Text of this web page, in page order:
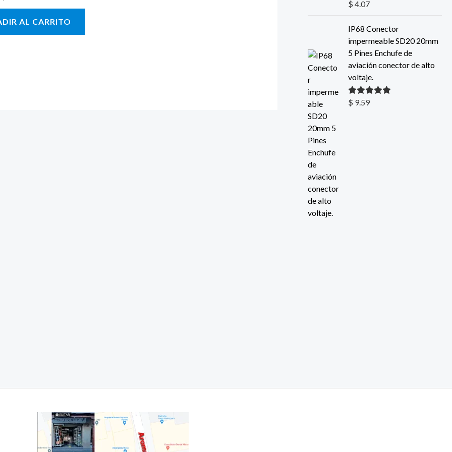
AL CARRITO
Valorado con
$ 4.07
IP68 Conector
impermeable SD20 20mm
5 Pines Enchufe de
aviación conector de alto
voltaje.
Valorado con
$ 9.59